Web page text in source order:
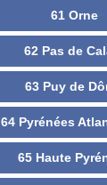
61 Orne
62 Pas de
63 Puy de
64 Pyrénées
65 Haute